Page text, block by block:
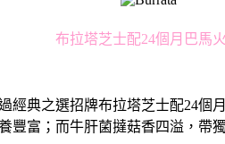
布拉塔芝⼠配24個⽉巴⾺
典之選招牌布拉塔芝⼠配24
富；⽽⽜肝菌撻菇香四溢，帶